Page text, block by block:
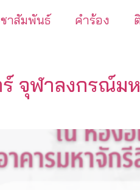
าสัมพันธ์ คำร้อง
จุฬาลงกรณ์ม